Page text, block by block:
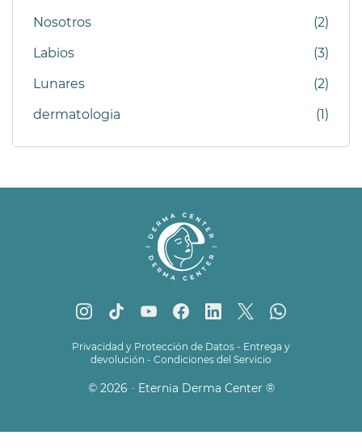
Nosotros
(2)
Labios
(3)
Lunares
(2)
dermatologia
(1)
Privacidad y Protección de Datos - Entrega y
devolución - Condiciones del Servicio
© 2026 - Eternia Derma Center ®